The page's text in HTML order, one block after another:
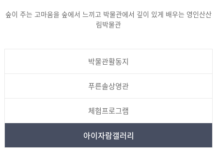
숲이 주는 고마움을 숲에서 느끼고 박물관에서 깊이 있게 배우는 영인산산
림박물관
박물관활동지
푸른솔상영관
체험프로그램
아이자람갤러리